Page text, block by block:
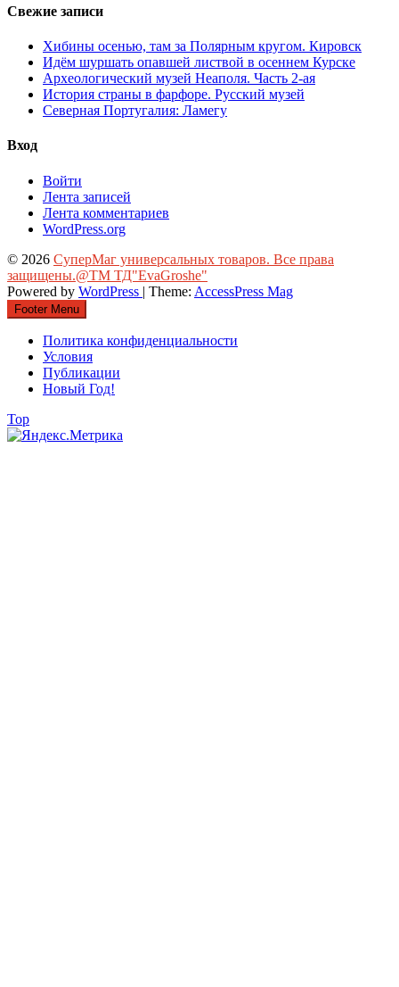
Свежие записи
Хибины осенью, там за Полярным кругом. Кировск
Идём шуршать опавшей листвой в осеннем Курске
Археологический музей Неаполя. Часть 2-ая
История страны в фарфоре. Русский музей
Северная Португалия: Ламегу
Вход
Войти
Лента записей
Лента комментариев
WordPress.org
© 2026 СуперМаг универсальных товаров. Все права
защищены.@ТМ ТД"EvaGroshe"
Powered by WordPress | Theme: AccessPress Mag
Footer Menu
Политика конфиденциальности
Условия
Публикации
Новый Год!
Top